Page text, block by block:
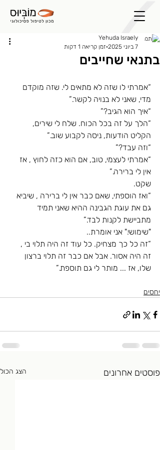
בתנאי שחייבים
Yehuda Israely
7 ביוני 2025
זמן קריאה 1 דקות
“אמרתי לו שזה לא מתאים לי. שזה מוקדם
מדי, שאני לא בנויה לקשר.”
“איך הוא הגיב?”
“הלך על זה בכל הכוח. שלח לי שירים,
הקליט הודעות, ניסה לקבוע שוב.”
“וזה עבד?”
“אמרתי לעצמי, טוב, אם הוא כזה לחוץ , אז
אין לי ברירה.”
שקט.
“ואז הוספתי, שאם כבר אין לי ברירה , שיביא
גם את עוגת הגבינה ההיא שאני תמיד
מתביישת לקנות לבד.”
"שימושי." אני אומרת..
“זה כל כך מצחיק. כל עוד זה היה תלוי בי ,
זה היה אסור. אבל אם כבר זה תלוי ברצון
שלו, אז ... מותר לי גם תוספת.”
יחסים
פוסטים אחרונים הצג הכול